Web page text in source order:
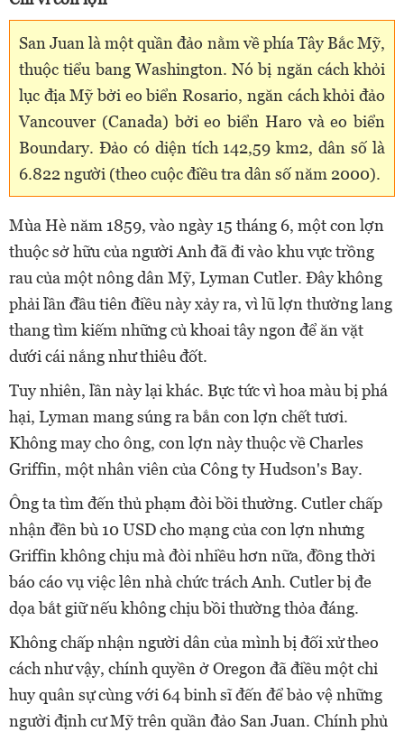
San Juan là một quần đảo nằm về phía Tây Bắc Mỹ,
thuộc tiểu bang Washington. Nó bị ngăn cách khỏi
lục địa Mỹ bởi eo biển Rosario, ngăn cách khỏi đảo
Vancouver (Canada) bởi eo biển Haro và eo biển
Boundary. Đảo có diện tích 142,59 km2, dân số là
6.822 người (theo cuộc điều tra dân số năm 2000).
Mùa Hè năm 1859, vào ngày 15 tháng 6, một con lợn
thuộc sở hữu của người Anh đã đi vào khu vực trồng
rau của một nông dân Mỹ, Lyman Cutler. Đây không
phải lần đầu tiên điều này xảy ra, vì lũ lợn thường lang
thang tìm kiếm những củ khoai tây ngon để ăn vặt
dưới cái nắng như thiêu đốt.
Tuy nhiên, lần này lại khác. Bực tức vì hoa màu bị phá
hại, Lyman mang súng ra bắn con lợn chết tươi.
Không may cho ông, con lợn này thuộc về Charles
Griffin, một nhân viên của Công ty Hudson's Bay.
Ông ta tìm đến thủ phạm đòi bồi thường. Cutler chấp
nhận đền bù 10 USD cho mạng của con lợn nhưng
Griffin không chịu mà đòi nhiều hơn nữa, đồng thời
báo cáo vụ việc lên nhà chức trách Anh. Cutler bị đe
dọa bắt giữ nếu không chịu bồi thường thỏa đáng.
Không chấp nhận người dân của mình bị đối xử theo
cách như vậy, chính quyền ở Oregon đã điều một chỉ
huy quân sự cùng với 64 binh sĩ đến để bảo vệ những
người định cư Mỹ trên quần đảo San Juan. Chính phủ